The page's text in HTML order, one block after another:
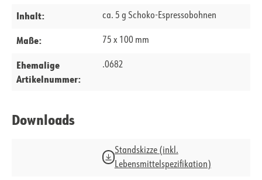
Inhalt: ca. 5 g Schoko-Espressobohnen
Maße: 75 x 100 mm
Ehemalige
Artikelnummer:
.0682
Downloads
Standskizze (inkl.
Lebensmittelspezifikation)